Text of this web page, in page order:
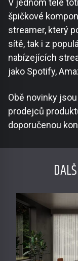
V jednom těle
špičkové
streamer, který
sítě, tak i z
nabízejících
jako Spotify,
Obě novinky
prodejců
doporučenou